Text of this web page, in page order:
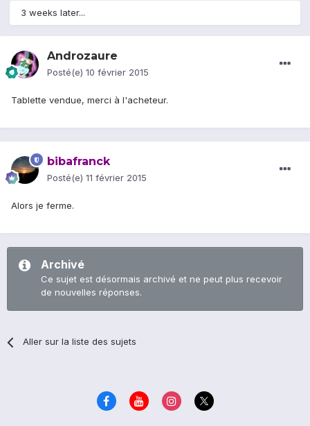
3 weeks later...
Androzaure
Posté(e) 10 février 2015
Tablette vendue, merci à l'acheteur.
bibafranck
Posté(e) 11 février 2015
Alors je ferme.
Archivé
Ce sujet est désormais archivé et ne peut plus recevoir
de nouvelles réponses.
Aller sur la liste des sujets